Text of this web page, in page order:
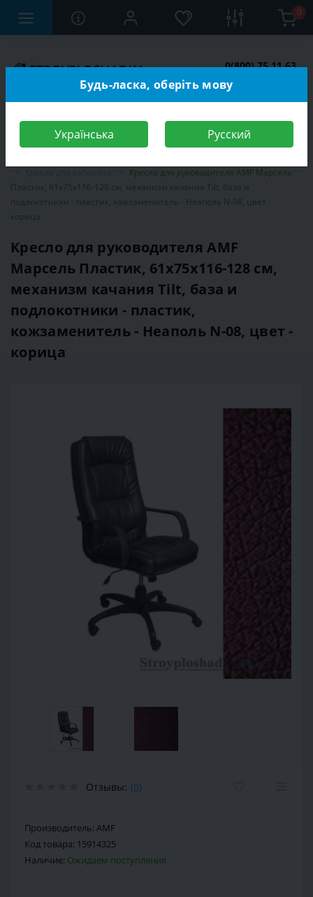
0
0(800) 75 11 63
Кресло для руководителя AMF Марсель
Пластик, 61х75х116-128 см, механизм качания Tilt, база и
подлокотники - пластик, кожзаменитель - Неаполь N-08, цвет -
корица
Кресло для руководителя AMF
Марсель Пластик, 61х75х116-128 см,
механизм качания Tilt, база и
подлокотники - пластик,
кожзаменитель - Неаполь N-08, цвет -
корица
Отзывы: (0)
Производитель: AMF
Код товара: 15914325
Наличие: Ожидаем поступления
Будь-ласка, оберіть мову
Українська Русский